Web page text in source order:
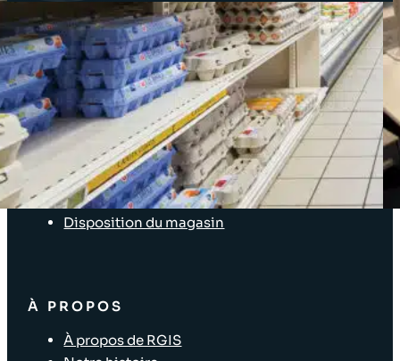
Espace client
SOLUTIONS
Prestations d’inventaire
Enterprise Software Solutions
Audits Supply Chain et logistique
Inventaire d’immobilisations
Solutions pour les points de vente
Disposition du magasin
À PROPOS
À propos de RGIS